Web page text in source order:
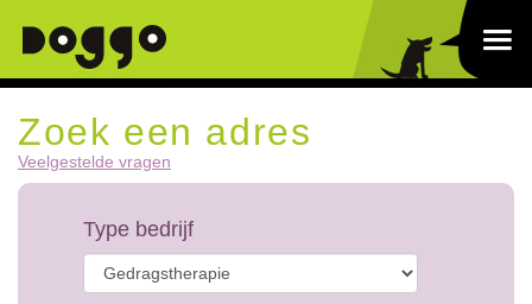
Zoek een adres
Veelgestelde vragen
Type bedrijf